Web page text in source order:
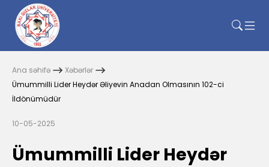
Ana səhifə
Xəbərlər
Ümummilli Lider Heydər Əliyevin Anadan Olmasının 102-ci
İldönümüdür
10-05-2025
Ümummilli Lider Heydər